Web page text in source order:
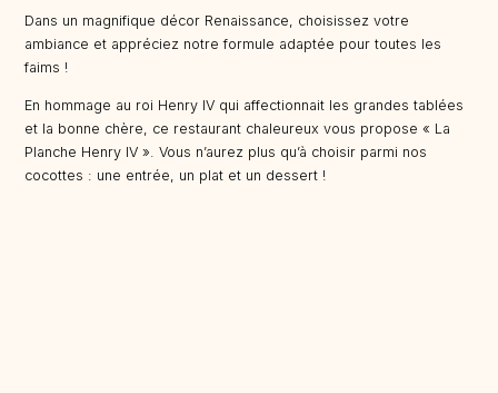
Dans un magnifique décor Renaissance, choisissez votre
ambiance et appréciez notre formule adaptée pour toutes les
faims !
En hommage au roi Henry IV qui affectionnait les grandes tablées
et la bonne chère, ce restaurant chaleureux vous propose « La
Planche Henry IV ». Vous n’aurez plus qu’à choisir parmi nos
cocottes : une entrée, un plat et un dessert !